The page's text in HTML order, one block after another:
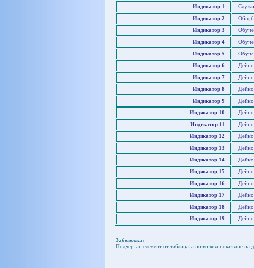
Индикатор 1
Индикатор 2 Общ
Индикатор 3
Индикатор 4
Индикатор 5
Индикатор 6
Индикатор 7
Индикатор 8
Индикатор 9
Индикатор 10
Индикатор 11
Индикатор 12
Индикатор 13
Индикатор 14
Индикатор 15
Индикатор 16
Индикатор 17
Индикатор 18
Индикатор 19
Забележка:
Подчертан елемент от таблицата позволява показване на